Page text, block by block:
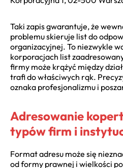
Taki zapis gwarantuje, że
problemu skieruje list do
organizacyjnej. To niezwykle
korporacjach list
firmy może krążyć między
trafi do właściwych rąk.
oznaka profesjonalizmu i
Adresowanie
typów firm i
Format adresu może się
od formy prawnej i wielkości